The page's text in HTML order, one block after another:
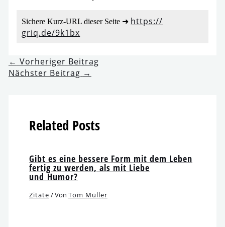
Sichere Kurz-URL die­ser Seite ➜ https://​
griq​.de/​9​k​1bx
← Vorheriger Beitrag
Nächster Beitrag →
Related Posts
Gibt es eine bes­se­re Form mit dem Leben
fer­tig zu wer­den, als mit Liebe
und Humor?
Zitate / Von Tom Müller